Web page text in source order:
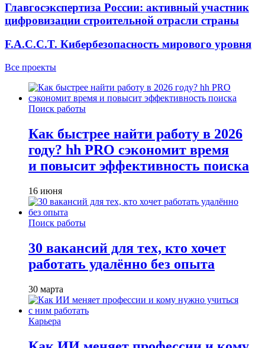
Главгосэкспертиза России: активный участник
цифровизации строительной отрасли страны
F.A.C.C.T. Кибербезопасность мирового уровня
Все проекты
Поиск работы
Как быстрее найти работу в 2026
году? hh PRO сэкономит время
и повысит эффективность поиска
16 июня
Поиск работы
30 вакансий для тех, кто хочет
работать удалённо без опыта
30 марта
Карьера